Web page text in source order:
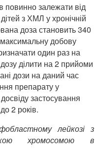
повинно залежати від
з ХМЛ у хронічній
доза становить 340
добову
один раз на
ділити на 2 прийоми
дози на даний час
препарату у
застосування
2 років.
лейкозі з
хромосомою в